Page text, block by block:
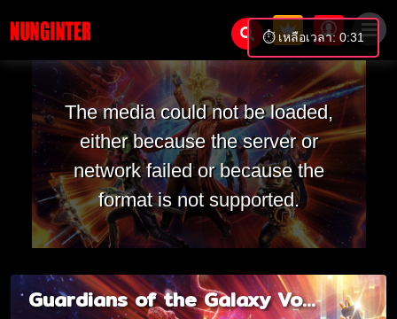
The media could not be loaded,
either because the server or
network failed or because the
format is not supported.
Guardians of the Galaxy Vol. 2
⏱️ เหลือเวลา: 0:31